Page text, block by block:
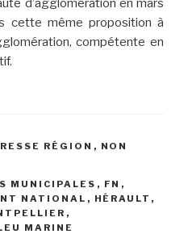
d’agglomération en mars
cette même proposition à
compétente en
RÉGION , NON
MUNICIPALES , FN ,
NATIONAL , HÉRAULT ,
,
MARINE